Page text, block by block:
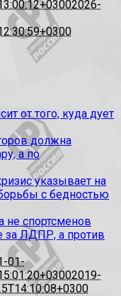
2026-
от того, куда дует
должна
а по
указывает на
с бедностью
не спортсменов
за ЛДПР, а против
01-
2019-